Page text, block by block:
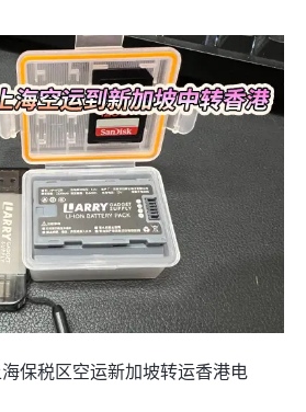
保税区空运新加坡转运香港电